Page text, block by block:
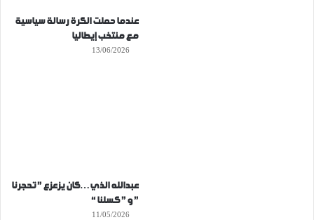
عندما حملت الكرة رسالة سياسية
مع منتخب إيطاليا
13/06/2026
عبدالله الذي…كان يزعزع ” تحجرنا
” و ” كسلنا “
11/05/2026